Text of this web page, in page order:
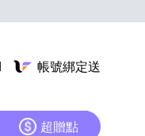
帳號綁定送
超贈點